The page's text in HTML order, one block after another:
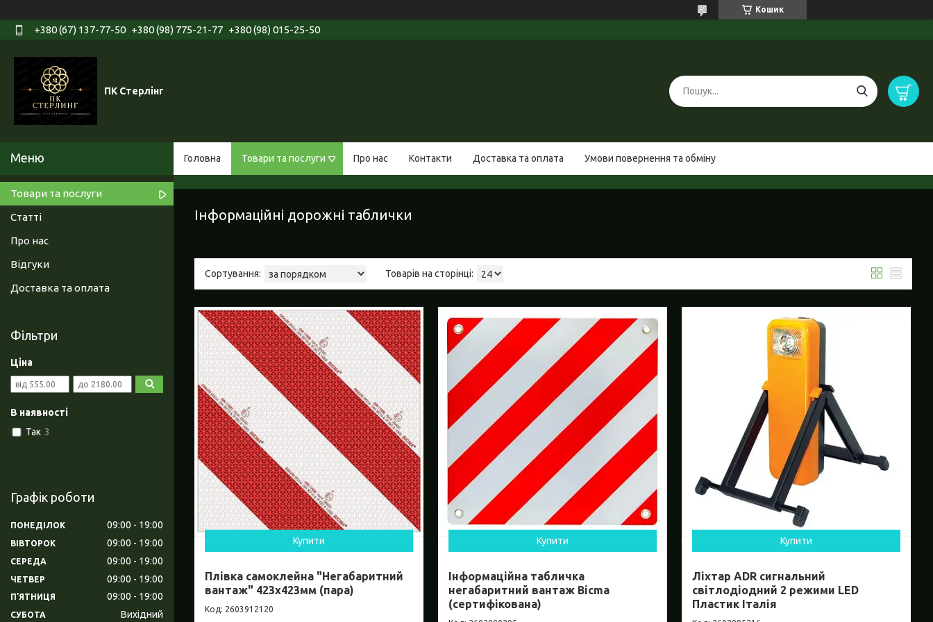
Кошик
+380 (67) 137-77-50 +380 (98) 775-21-77 +380 (98) 015-25-50
ПК Стерлінг
Головна Товари та послуги Про нас Контакти Доставка та оплата Умови повернення та обміну
Інформаційні дорожні таблички
Купити
Плівка самоклейна "Негабаритний
вантаж" 423х423мм (пара)
2603912120
Купити
Інформаційна табличка
негабаритний вантаж Bicma
(сертифікована)
Купити
Ліхтар ADR сигнальний
світлодіодний 2 режими LED
Пластик Італія
Товари та послуги
Статті
Про нас
Відгуки
Доставка та оплата
Фільтри
Ціна
В наявності
Так 3
Графік роботи
ПОНЕДІЛОК 09:00 19:00
ВІВТОРОК 09:00 19:00
СЕРЕДА 09:00 19:00
ЧЕТВЕР 09:00 19:00
ПʼЯТНИЦЯ 09:00 19:00
СУБОТА Вихідний